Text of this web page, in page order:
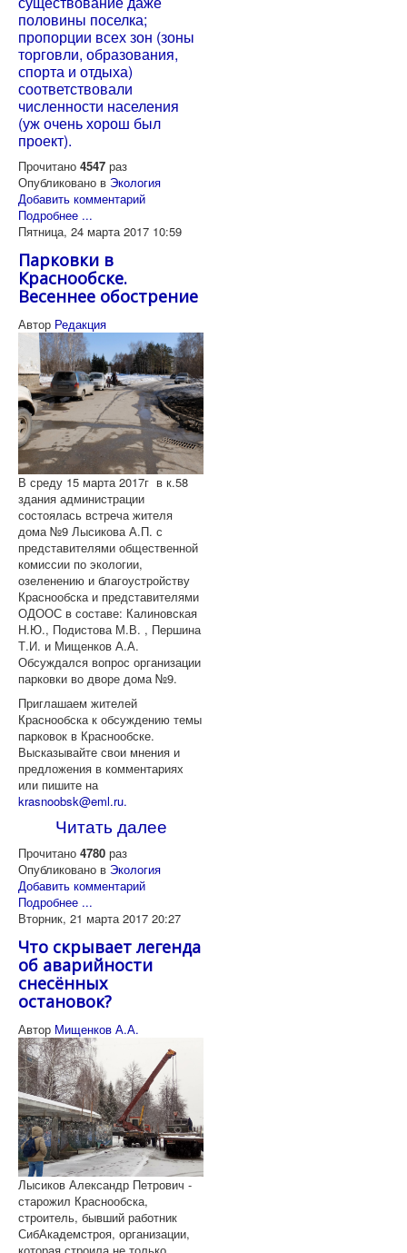
половины поселка;
пропорции всех зон (зоны
торговли, образования,
спорта и отдыха)
соответствовали
численности населения
(уж очень хорош был
проект).
Прочитано 4547 раз
Опубликовано в Экология
Добавить комментарий
Подробнее ...
Пятница, 24 марта 2017 10:59
Парковки в
Краснообске.
Весеннее обострение
Автор Редакция
В среду 15 марта 2017г в к.58
здания администрации
состоялась встреча жителя
дома №9 Лысикова А.П. с
представителями общественной
комиссии по экологии,
озеленению и благоустройству
Краснообска и представителями
ОДООС в составе: Калиновская
Н.Ю., Подистова М.В. , Першина
Т.И. и Мищенков А.А.
Обсуждался вопрос организации
парковки во дворе дома №9.
Приглашаем жителей
Краснообска к обсуждению темы
парковок в Краснообске.
Высказывайте свои мнения и
предложения в комментариях
или пишите на
krasnoobsk@eml.ru.
Читать далее
Прочитано 4780 раз
Опубликовано в Экология
Добавить комментарий
Подробнее ...
Вторник, 21 марта 2017 20:27
Что скрывает легенда
об аварийности
снесённых
остановок?
Автор Мищенков А.А.
Лысиков Александр Петрович -
старожил Краснообска,
строитель, бывший работник
СибАкадемстроя, организации,
которая строила не только